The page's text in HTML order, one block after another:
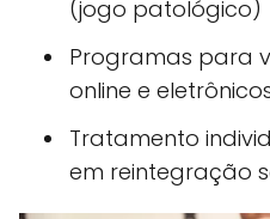
(jogo patológico)
Programas para
online e
Tratamento
em reintegração